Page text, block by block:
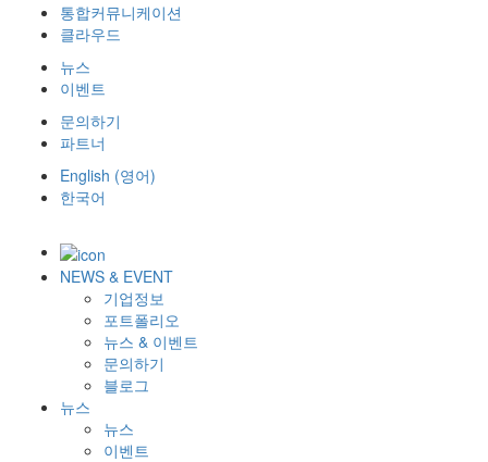
통합커뮤니케이션
클라우드
뉴스
이벤트
문의하기
파트너
English (영어)
한국어
NEWS & EVENT
기업정보
포트폴리오
뉴스 & 이벤트
문의하기
블로그
뉴스
뉴스
이벤트